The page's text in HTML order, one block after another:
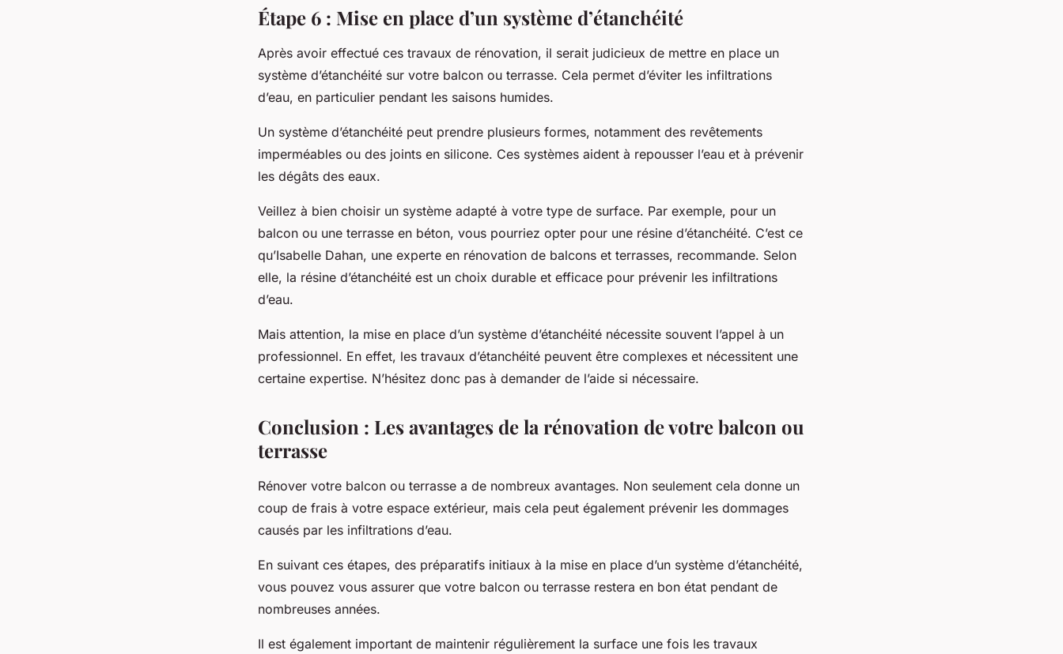
Étape 6 : Mise en place d’un système d’étanchéité
Après avoir effectué ces travaux de rénovation, il serait judicieux de mettre en place un
système d’étanchéité sur votre balcon ou terrasse. Cela permet d’éviter les infiltrations
d’eau, en particulier pendant les saisons humides.
Un système d’étanchéité peut prendre plusieurs formes, notamment des revêtements
imperméables ou des joints en silicone. Ces systèmes aident à repousser l’eau et à prévenir
les dégâts des eaux.
Veillez à bien choisir un système adapté à votre type de surface. Par exemple, pour un
balcon ou une terrasse en béton, vous pourriez opter pour une résine d’étanchéité. C’est ce
qu’Isabelle Dahan, une experte en rénovation de balcons et terrasses, recommande. Selon
elle, la résine d’étanchéité est un choix durable et efficace pour prévenir les infiltrations
d’eau.
Mais attention, la mise en place d’un système d’étanchéité nécessite souvent l’appel à un
professionnel. En effet, les travaux d’étanchéité peuvent être complexes et nécessitent une
certaine expertise. N’hésitez donc pas à demander de l’aide si nécessaire.
Conclusion : Les avantages de la rénovation de votre balcon ou
terrasse
Rénover votre balcon ou terrasse a de nombreux avantages. Non seulement cela donne un
coup de frais à votre espace extérieur, mais cela peut également prévenir les dommages
causés par les infiltrations d’eau.
En suivant ces étapes, des préparatifs initiaux à la mise en place d’un système d’étanchéité,
vous pouvez vous assurer que votre balcon ou terrasse restera en bon état pendant de
nombreuses années.
Il est également important de maintenir régulièrement la surface une fois les travaux